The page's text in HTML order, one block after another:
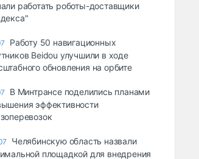
работать роботы-доставщики
Работу 50 навигационных
Beidou улучшили в ходе
обновления на орбите
В Минтрансе поделились планами
эффективности
Челябинскую область назвали
площадкой для внедрения